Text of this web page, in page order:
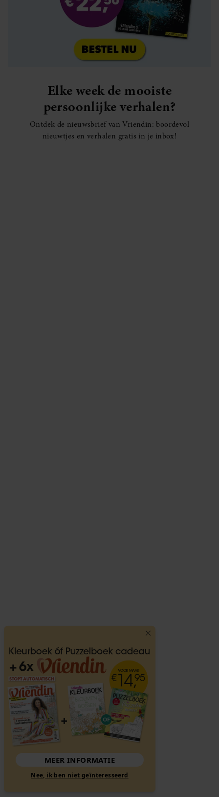
Elke week de mooiste
persoonlijke verhalen?
Ontdek de nieuwsbrief van Vriendin: boordevol
nieuwtjes en verhalen gratis in je inbox!
MEER INFORMATIE
Nee, ik ben niet geïnteresseerd